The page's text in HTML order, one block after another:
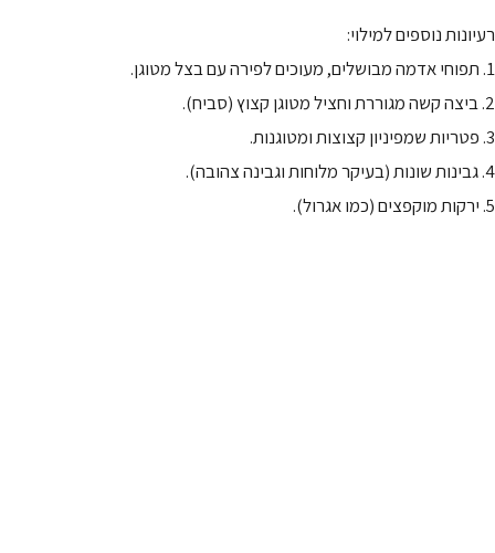
רעיונות נוספים למילוי:
1. תפוחי אדמה מבושלים, מעוכים לפירה עם בצל מטוגן.
2. ביצה קשה מגוררת וחציל מטוגן קצוץ (סביח).
3. פטריות שמפיניון קצוצות ומטוגנות.
4. גבינות שונות (בעיקר מלוחות וגבינה צהובה).
5. ירקות מוקפצים (כמו אגרול).